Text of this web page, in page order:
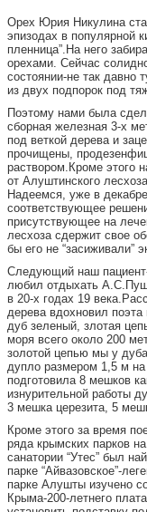
Орех Юрия Никулина
эпизодах в популярной
пленница”.На него
орехами. Сейчас
состоянии-не так давно
из двух подпорок под
Поэтому нами была
сборная железная 3-х
под веткой дерева и
прочищены,
раствором.Кроме этого
от Алуштинского
Надеемся, уже в
соответствующее
присутствующее на
лесхоза сдержит свое
бы его не “засиживали”
Следующий наш
любил отдыхать
в 20-х годах 19
дерева вдохновил поэта
дуб зеленый, злотая
моря всего около 200
золотой цепью мы у
дупло размером 1,5 м
подготовила 8 мешков
изнурительной работы
3 мешка церезита, 5
Кроме этого за время
ряда крымских парков
санатории “Утес” был
парке “Айвазовское”-
парке Алушты изучено
Крыма-200-летнего